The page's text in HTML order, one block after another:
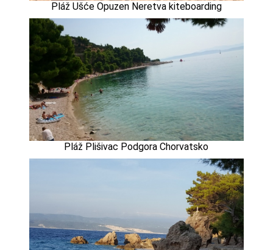
Pláž Ušće Opuzen Neretva kiteboarding
Pláž Plišivac Podgora Chorvatsko